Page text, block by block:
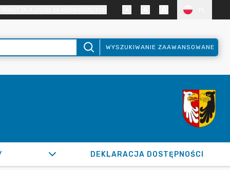
WYSZUKIWANIE ZAAWANSOWANE
DEKLARACJA DOSTĘPNOŚCI